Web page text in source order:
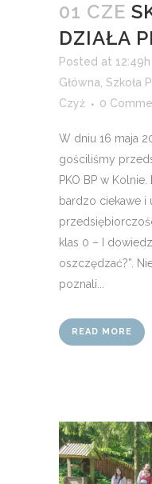
01 CZE
DZIAŁA
Posted at 12:49h
Główna, Szkoła
Czyż
0
W dniu 16 maja
gościliśmy
PKO BP w
bardzo ciekawe i
klas 0 – I
oszczędzać?”.
poznali...
READ MORE